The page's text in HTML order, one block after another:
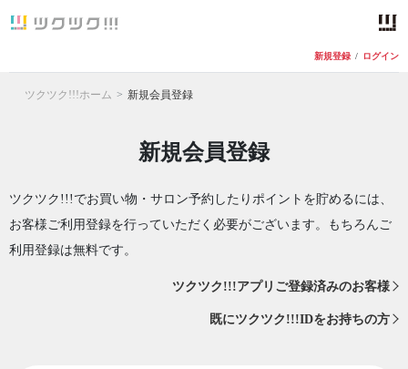
新規登録 / ログイン
ツクツク!!!ホーム 新規会員登録
新規会員登録
ツクツク!!!でお買い物・サロン予約したりポイントを貯めるには、
お客様ご利用登録を行っていただく必要がございます。もちろんご
利用登録は無料です。
ツクツク!!!アプリご登録済みのお客様
既にツクツク!!!IDをお持ちの方